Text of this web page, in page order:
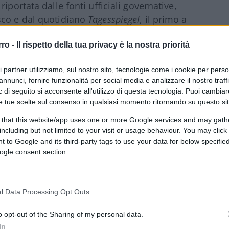
- Il rispetto della tua privacy è la nostra priorità
partner utilizziamo, sul nostro sito, tecnologie come i cookie per
fornire funzionalità per social media e analizzare il nostro
di seguito si acconsente all'utilizzo di questa tecnologia. Puoi
tue scelte sul consenso in qualsiasi momento ritornando su questo
that this website/app uses one or more Google services and may
but not limited to your visit or usage behaviour. You may
to Google and its third-party tags to use your data for below
consent section.
Data Processing Opt Outs
opt-out of the Sharing of my personal data.
riportata dalle fonti ufficiali governative,
e dal quotidiano Tagesspiegel, il primo a
di sabotaggio.
i Paesi hanno innalzato il proprio
energetiche, anche se non
popolazione e per l’ambiente. Poche ore
dei vertici di Bruxelles: “La Commissione
Nord Stream 1 e uno nel Nord Stream 2.
alcun impatto sulla sicurezza”, se non
e Danimarca ad applicare
.
North Stream al largo della Danimarca.